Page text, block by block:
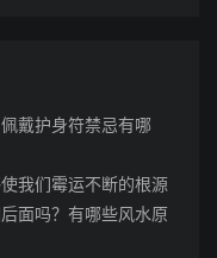
戴护身符禁忌有哪
我们霉运不断的根源
面吗？有哪些风水原